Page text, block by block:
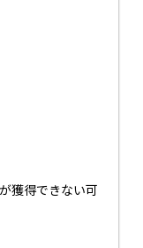
獲得できない可